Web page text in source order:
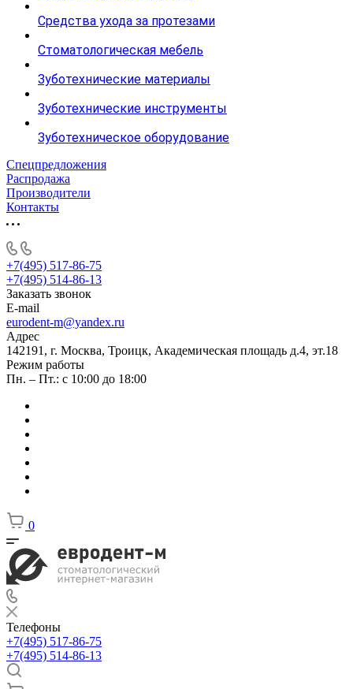
Средства ухода за протезами
Стоматологическая мебель
Зуботехнические материалы
Зуботехнические инструменты
Зуботехническое оборудование
Спецпредложения
Распродажа
Производители
Контакты
+7(495) 517-86-75
+7(495) 514-86-13
Заказать звонок
E-mail
eurodent-m@yandex.ru
Адрес
142191, г. Москва, Троицк, Академическая площадь д.4, эт.18
Режим работы
Пн. – Пт.: с 10:00 до 18:00
0
Телефоны
+7(495) 517-86-75
+7(495) 514-86-13